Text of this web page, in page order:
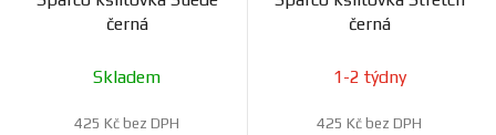
černá
Skladem
425 Kč bez DPH
černá
1-2 týdny
425 Kč bez DPH